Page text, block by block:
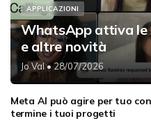
APPLICAZIONI
WhatsApp attiva le
e altre novità
Jo Val• 28/07/2026
Meta AI può agire per tuo
termine i tuoi progetti